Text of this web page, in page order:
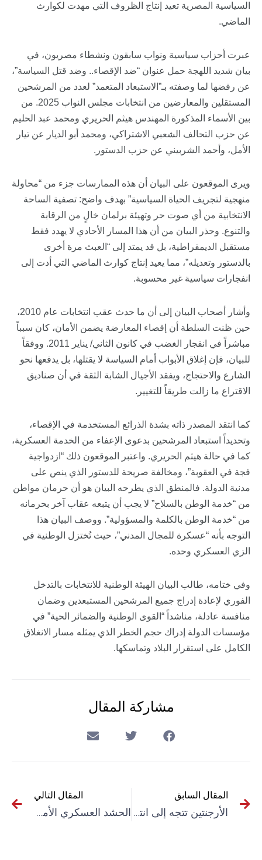
السياسية المصرية تعيد إنتاج الظروف التي مهدت لكوارث
الماضي.
عبرت أحزاب سياسية ونواب سابقون ونشطاء مصريون، في
بيان شديد اللهجة حمل عنوان “ضد الإقصاء.. وضد قتل السياسة”،
عن رفضها لما وصفته بـ”الاستبعاد المتعمد” لعدد من المرشحين
المستقلين والمعارضين من انتخابات مجلس النواب 2025. من
بين الأسماء المذكورة المهندس هيثم الحريري ومحمد عبد الحليم
عن حزب التحالف الشعبي الاشتراكي، ومحمد أبو الديار عن تيار
الأمل، وأحمد الشربيني عن حزب الدستور.
ويرى الموقعون على البيان أن هذه الممارسات جزء من “محاولة
منهجية لتجريف الحياة السياسية” بهدف واضح: تصفية الساحة
الانتخابية من أي صوت حر وتهيئة برلمان خالٍ من الرقابة
والتنوع. وحذر البيان من أن هذا المسار الأحادي لا يهدد فقط
مستقبل الديمقراطية، بل قد يمتد إلى “العبث مرة أخرى
بالدستور وتعديله”، مما يعيد إنتاج كوارث الماضي التي أدت إلى
انفجارات سياسية غير محسوبة.
وأشار أصحاب البيان إلى أن ما حدث عقب انتخابات عام 2010،
حين ظنت السلطة أن إقصاء المعارضة يضمن الأمان، كان سبباً
مباشراً في انفجار الغضب في كانون الثاني/ يناير 2011. ووفقاً
للبيان، فإن إغلاق الأبواب أمام السياسة لا يقتلها، بل يدفعها نحو
الشارع والاحتجاج، ويفقد الأجيال الشابة الثقة في أن صناديق
الاقتراع ما زالت طريقاً للتغيير.
كما انتقد المصدر ذاته بشدة الذرائع المستخدمة في الإقصاء،
وتحديداً استبعاد المرشحين بدعوى الإعفاء من الخدمة العسكرية،
كما في حالة هيثم الحريري. واعتبر الموقعون ذلك “ازدواجية
فجة في العقوبة”، ومخالفة صريحة للدستور الذي ينص على
مدنية الدولة. فالمنطق الذي يطرحه البيان هو أن حرمان مواطن
من “خدمة الوطن بالسلاح” لا يجب أن يتبعه عقاب آخر بحرمانه
من “خدمة الوطن بالكلمة والمسؤولية”. ووصف البيان هذا
التوجه بأنه “عسكرة للمجال المدني”، حيث تُختزل الوطنية في
الزي العسكري وحده.
وفي ختامه، طالب البيان الهيئة الوطنية للانتخابات بالتدخل
الفوري لإعادة إدراج جميع المرشحين المستبعدين وضمان
منافسة عادلة، مناشداً “القوى الوطنية والضمائر الحية” في
مؤسسات الدولة إدراك حجم الخطر الذي يمثله مسار الانغلاق
الكامل على استقرار البلاد وتماسكها.
مشاركة المقال
المقال السابق
الأرجنتين تتجه إلى انتخابات تشريعية في ظل خطة إنقاذ من ترامب وتحت تهديداته
المقال التالي
الحشد العسكري الأمريكي في الكاريبي يثير المخاوف من الحرب ويوحد صوت الشعوب